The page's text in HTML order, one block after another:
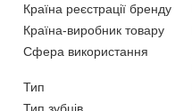
Країна реєстрації бренду
Країна-виробник товару
Сфера використання
Тип
Тип зубців